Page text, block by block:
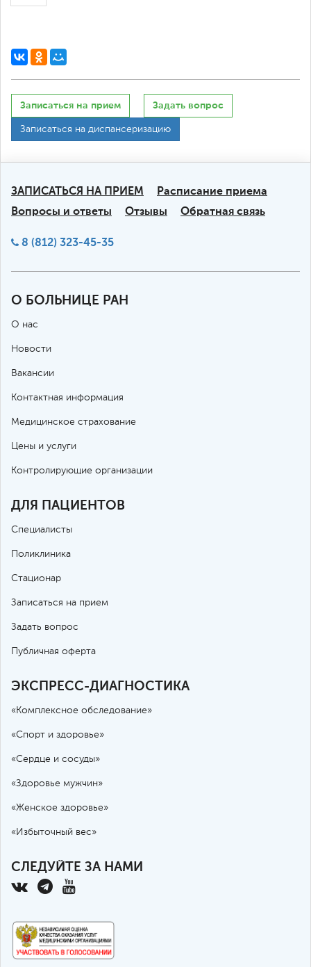
Записаться на прием Задать вопрос
Записаться на диспансеризацию
ЗАПИСАТЬСЯ НА ПРИЕМ
Расписание приема
Вопросы и ответы
Отзывы Обратная связь
8 (812) 323-45-35
О БОЛЬНИЦЕ РАН
О нас
Новости
Вакансии
Контактная информация
Медицинское страхование
Цены и услуги
Контролирующие организации
ДЛЯ ПАЦИЕНТОВ
Специалисты
Поликлиника
Стационар
Записаться на прием
Задать вопрос
Публичная оферта
ЭКСПРЕСС-ДИАГНОСТИКА
«Комплексное обследование»
«Спорт и здоровье»
«Сердце и сосуды»
«Здоровье мужчин»
«Женское здоровье»
«Избыточный вес»
СЛЕДУЙТЕ ЗА НАМИ